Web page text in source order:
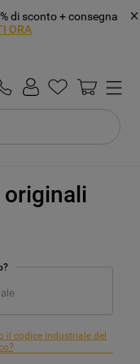
di sconto + consegna
ORA
il codice industriale del